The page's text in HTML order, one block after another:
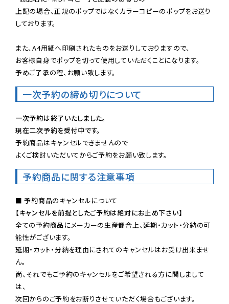
上記の場合、正規のポップではなくカラーコピーのポップをお送り
しております。
また、A4用紙へ印刷されたものをお送りしておりますので、
お客様自身でポップを切って使用していただくことになります。
予めご了承の程、お願い致します。
一次予約の締め切りについて
一次予約は終了いたしました。
現在二次予約を受付中です。
予約商品はキャンセルできませんので
よくご検討いただいてからご予約をお願い致します。
予約商品に関する注意事項
【キャンセルを前提としたご予約は絶対にお止め下さい】
全ての予約商品にメーカーの生産都合上、延期・カット・分納の可
能性がございます。
延期・カット・分納を理由にされてのキャンセルはお受け出来ませ
ん。
尚、それでもご予約のキャンセルをご希望される方に関しまして
は、
次回からのご予約をお断りさせていただく場合もございます。